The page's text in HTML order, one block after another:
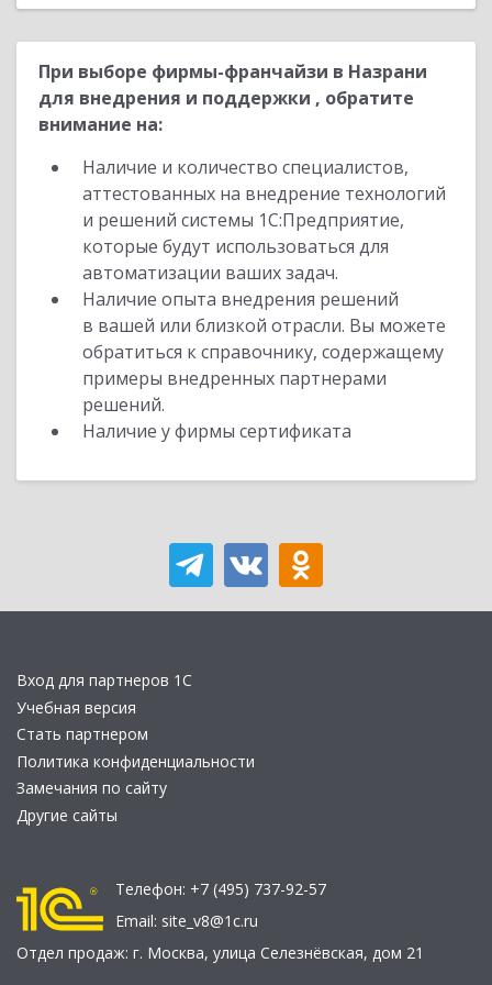
При выборе фирмы-франчайзи в Назрани
для внедрения и поддержки , обратите
внимание на:
Наличие и количество специалистов,
аттестованных на внедрение технологий
и решений системы 1С:Предприятие,
которые будут использоваться для
автоматизации ваших задач.
Наличие опыта внедрения решений
в вашей или близкой отрасли. Вы можете
обратиться к справочнику, содержащему
примеры внедренных партнерами
решений.
Наличие у фирмы сертификата
Вход для партнеров 1С
Учебная версия
Стать партнером
Политика конфиденциальности
Замечания по сайту
Другие сайты
Телефон: +7 (495) 737-92-57
Email: site_v8@1c.ru
Отдел продаж: г. Москва, улица Селезнёвская, дом 21